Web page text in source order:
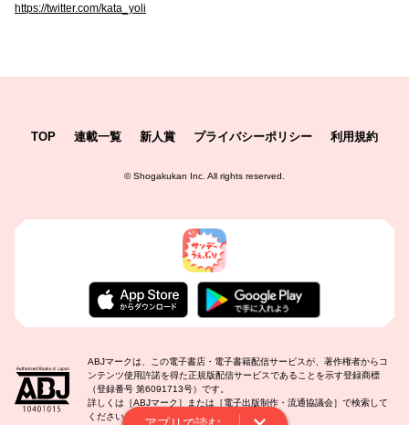
https://twitter.com/kata_yoli
TOP 連載一覧 新人賞 プライバシーポリシー 利用規約
©Shogakukan Inc. All rights reserved.
ABJマークは、この電子書店・電子書籍配信サービスが、著作権者からコ
ンテンツ使用許諾を得た正規版配信サービスであることを示す登録商標
（登録番号 第6091713号）です。
詳しくは［ABJマーク］または［電子出版制作・流通協議会］で検索して
ください。